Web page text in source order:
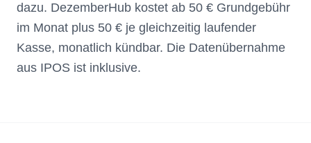
dazu. DezemberHub kostet ab 50 € Grundgebühr
im Monat plus 50 € je gleichzeitig laufender
Kasse, monatlich kündbar. Die Datenübernahme
aus IPOS ist inklusive.